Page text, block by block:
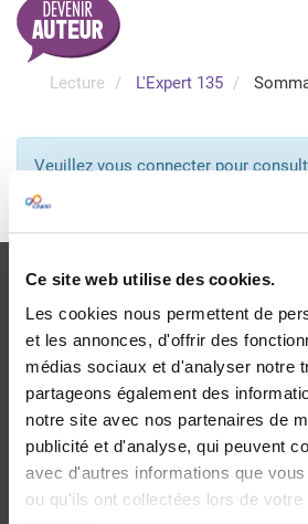
Ce site web utilise des cookies.
Les cookies nous permettent de
et les annonces, d'offrir des
médias sociaux et d'analyser notre
partageons également des
notre site avec nos partenaires de
publicité et d'analyse, qui peuvent
avec d'autres informations que
ou qu'ils ont collectées lors de votre
Lecture L'Expert 135
Veuillez vous connecter pour
chapitre
Livraison
dans le monde